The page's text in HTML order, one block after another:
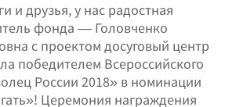
и друзья, у нас радостная
фонда — Головченко
с проектом досуговый центр
победителем Всероссийского
России 2018» в номинации
Церемония награждения